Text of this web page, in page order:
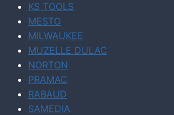
KS TOOLS
MESTO
MILWAUKEE
MUZELLE DULAC
NORTON
PRAMAC
RABAUD
SAMEDIA